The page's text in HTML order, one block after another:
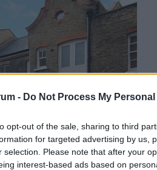
- Do Not Process My
opt-out of the sale, sharing to third
for targeted advertising by us,
selection. Please note that after your
interest-based ads based on